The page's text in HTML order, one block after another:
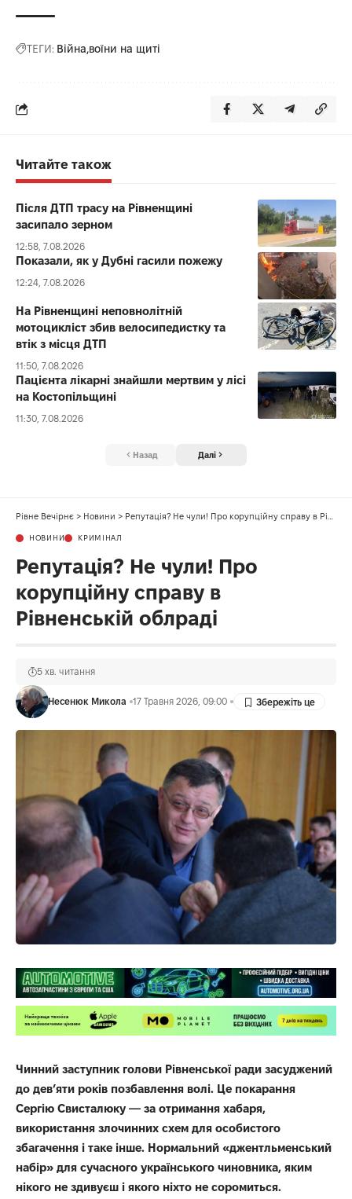
ТЕГИ: Війна воїни на щиті
Читайте також
Після ДТП трасу на Рівненщині
засипало зерном
12:58, 7.08.2026
Показали, як у Дубні гасили пожежу
12:24, 7.08.2026
На Рівненщині неповнолітній
мотоцикліст збив велосипедистку та
втік з місця ДТП
11:50, 7.08.2026
Пацієнта лікарні знайшли мертвим у лісі
на Костопільщині
11:30, 7.08.2026
Назад Далі
Рівне Вечірнє > Новини > Репутація? Не чули! Про корупційну справу в Рівненській облраді
НОВИНИ КРИМІНАЛ
Репутація? Не чули! Про
корупційну справу в
Рівненській облраді
Несенюк Микола 17 Травня 2026, 09:00
5 хв. читання
Чинний заступник голови Рівненської ради засуджений
до дев’яти років позбавлення волі. Це покарання
Сергію Свисталюку — за отримання хабаря,
використання злочинних схем для особистого
збагачення і таке інше. Нормальний «джентльменський
набір» для сучасного українського чиновника, яким
нікого не здивуєш і якого ніхто не соромиться.